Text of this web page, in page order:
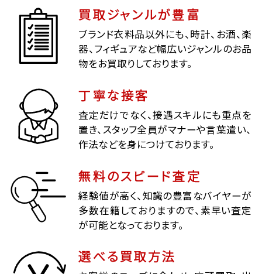
買取ジャンルが豊富
ブランド衣料品以外にも、時計、お酒、楽
器、フィギュアなど幅広いジャンルのお品
物をお買取りしております。
丁寧な接客
査定だけでなく、接遇スキルにも重点を
置き、スタッフ全員がマナーや言葉遣い、
作法などを身につけております。
無料のスピード査定
経験値が高く、知識の豊富なバイヤーが
多数在籍しておりますので、素早い査定
が可能となっております。
選べる買取方法